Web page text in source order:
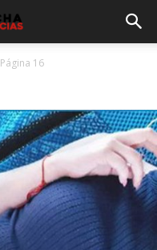
Página 16